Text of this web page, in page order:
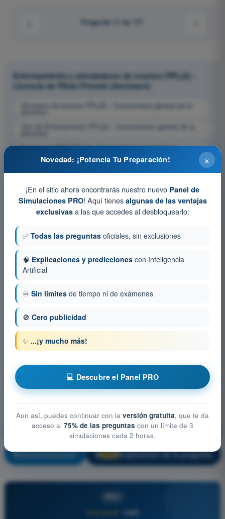
Pregunta 11 de 171
Entrenamiento y simuladores de examen PPL(A) -
Licencia de Piloto Privado (Aeronave)
Simulacro de examen PPL(A) - Conocimiento general de la
Test de Entrenamiento PPL(A) - Conocimiento general de la
Examen en PDF PPL(A) - Conocimiento general de la
Conocimiento general de la aeronave
¡Entrenamiento! 🔒 Explicación de la pregunta
4,6/5
×
Novedad: ¡Potencia Tu Preparación!
¡En el sitio ahora encontrarás nuestro nuevo Panel de
Simulaciones PRO! Aquí tienes algunas de las ventajas
exclusivasa las que accedes al desbloquearlo:
✅ Todas las preguntas oficiales, sin exclusiones
🧠 Explicaciones y predicciones con Inteligencia
Artificial
♾️ Sin límites de tiempo ni de exámenes
🚫 Cero publicidad
✨ ...¡y mucho más!
💻 Descubre el Panel PRO
Aun así, puedes continuar con la versión gratuita, que te da
acceso al 75% de las preguntas con un límite de 3
simulaciones cada 2 horas.